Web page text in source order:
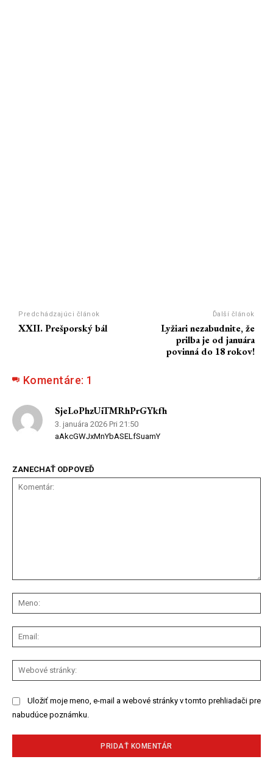
Predchádzajúci článok
XXII. Prešporský bál
Ďalší článok
Lyžiari nezabudnite, že
prilba je od januára
povinná do 18 rokov!
Komentáre: 1
SjeLoPhzUiTMRhPrGYkfh
3. januára 2026 Pri 21:50
aAkcGWJxMnYbASELfSuamY
ZANECHAŤ ODPOVEĎ
Uložiť moje meno, e-mail a webové stránky v tomto prehliadači pre
nabudúce poznámku.